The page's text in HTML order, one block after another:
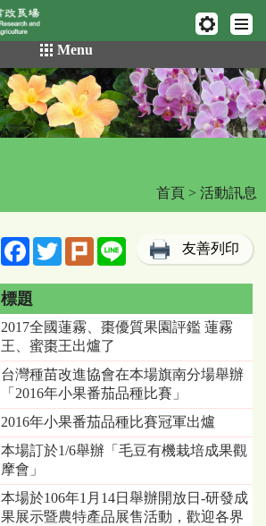
Menu
首頁 > 活動訊息
FacebookTwitterPlurk Line 友善列印
標題
2017全國蓮霧、棗優質果園評鑑 蓮霧
王、蜜棗王出爐了
台灣種苗改進協會在本場旗南分場舉辦
「2016年小果番茄品種比賽」
2016年小果番茄品種比賽冠軍出爐
本場訂於1/6舉辦「毛豆有機栽培成果觀
摩會」
本場於106年1月14日舉辦開放日-研發成
果展示暨農特產品展售活動，歡迎各界